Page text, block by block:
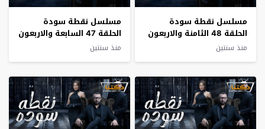
مسلسل نقطة سودة
الحلقة 48 الثامنة والاربعون
منذ سنتين
مسلسل نقطة سودة
الحلقة 47 السابعة والاربعون
منذ سنتين